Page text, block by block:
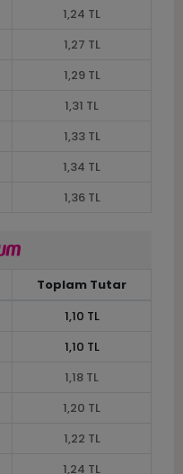
1,24 TL
1,27 TL
1,29 TL
1,31 TL
1,33 TL
1,34 TL
1,36 TL
Toplam Tutar
1,10 TL
1,10 TL
1,18 TL
1,20 TL
1,22 TL
1,24 TL